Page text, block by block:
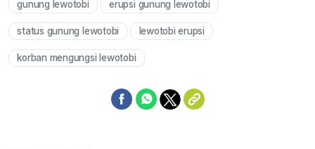
gunung lewotobi erupsi gunung lewotobi
status gunung lewotobi lewotobi erupsi
korban mengungsi lewotobi